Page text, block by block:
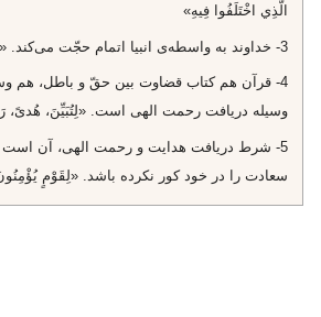
الَّذِي اخْتَلَفُوا فِيهِ»
3- خداوند به واسطه‌ى انبيا اتمام حجّت مى‌كند. «لِتُبَيِّنَ لَهُمُ»
4- قرآن هم كتاب قضاوت بين حقّ و باطل، هم
وسيله دريافت رحمت الهى است. «لِتُبَيِّنَ‌، هُدىً‌،
5- شرط دريافت هدايت و رحمت الهى، آن است
سعادت را در خود كور نكرده باشد. «لِقَوْمٍ